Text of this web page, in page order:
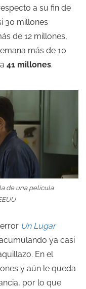
a su fin de
30 millones
de 12 millones,
más de 10
41 millones.
de una película
Un Lugar
ya casi
En el
y aún le queda
por lo que